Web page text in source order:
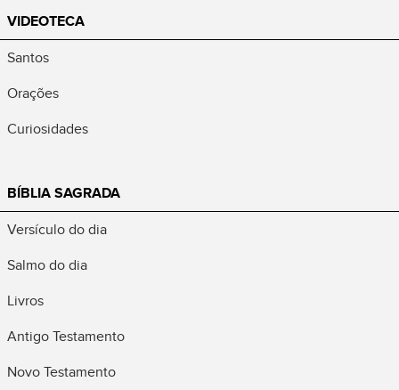
VIDEOTECA
Santos
Orações
Curiosidades
BÍBLIA SAGRADA
Versículo do dia
Salmo do dia
Livros
Antigo Testamento
Novo Testamento